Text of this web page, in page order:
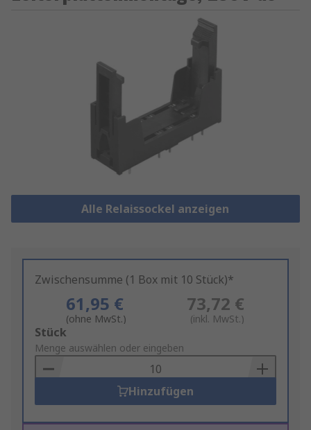
Alle Relaissockel anzeigen
Zwischensumme (1 Box mit 10 Stück)*
61,95 €
(ohne MwSt.)
73,72 €
(inkl. MwSt.)
Add
to
Basket
Stück
Menge auswählen oder eingeben
Hinzufügen